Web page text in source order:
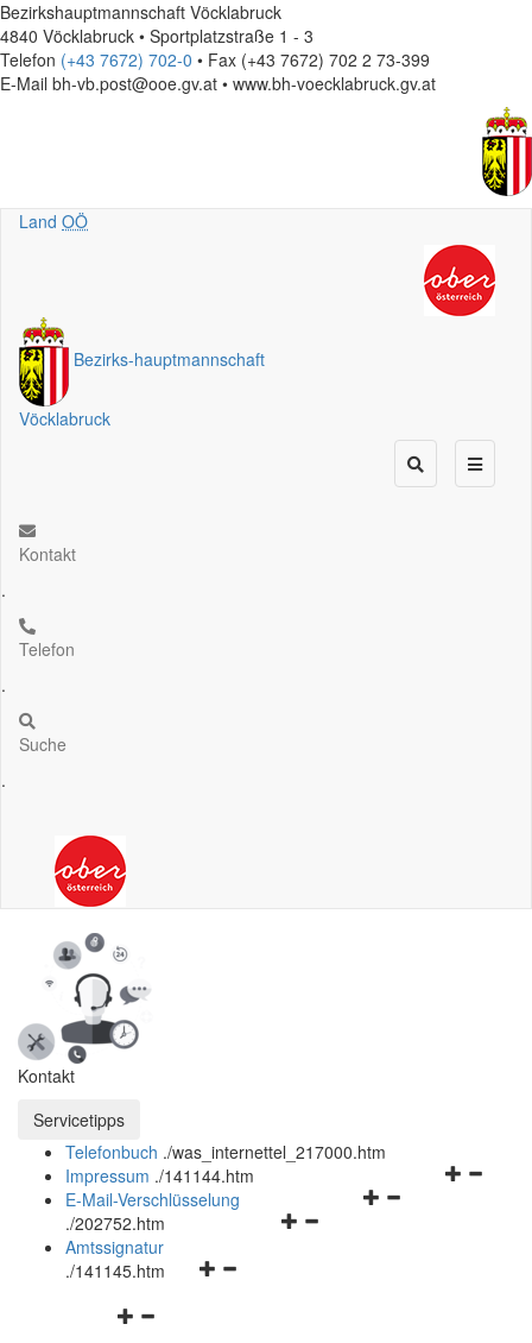
Bezirkshauptmannschaft Vöcklabruck
4840 Vöcklabruck • Sportplatzstraße 1 - 3
Telefon (+43 7672) 702-0 • Fax (+43 7672) 702 2 73-399
E-Mail bh-vb.post@ooe.gv.at • www.bh-voecklabruck.gv.at
Land OÖ
Bezirks-hauptmannschaft
Vöcklabruck
Kontakt
.
Telefon
.
Suche
.
Kontakt
Servicetipps öffnen und schließen
Servicetipps
Telefonbuch ./was_internettel_217000.htm
Navigationsmenü
Impressum ./141144.htm
Navigationsmenü
E-Mail-Verschlüsselung
./202752.htm
Navigationsmenü
Amtssignatur
./141145.htm
Navigationsmenü